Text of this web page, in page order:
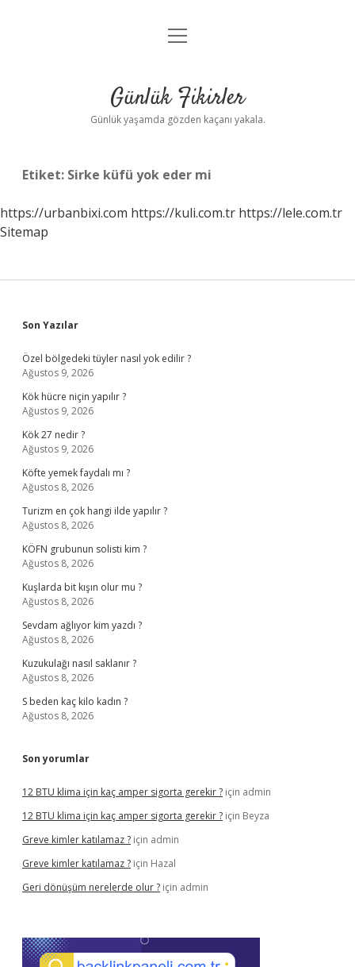
Anasayfa
Yasal Uyarı
menüyü
Günlük Fikirler
Günlük yaşamda gözden kaçanı yakala.
Etiket: Sirke küfü yok eder mi
https://urbanbixi.com https://kuli.com.tr https://lele.com.tr
Sitemap
Sidebar
Son Yazılar
Özel bölgedeki tüyler nasıl yok edilir ?
Ağustos 9, 2026
Kök hücre niçin yapılır ?
Ağustos 9, 2026
Kök 27 nedir ?
Ağustos 9, 2026
Köfte yemek faydalı mı ?
Ağustos 8, 2026
Turizm en çok hangi ilde yapılır ?
Ağustos 8, 2026
KÖFN grubunun solisti kim ?
Ağustos 8, 2026
Kuşlarda bit kışın olur mu ?
Ağustos 8, 2026
Sevdam ağlıyor kim yazdı ?
Ağustos 8, 2026
Kuzukulağı nasıl saklanır ?
Ağustos 8, 2026
S beden kaç kilo kadın ?
Ağustos 8, 2026
Son yorumlar
12 BTU klima için kaç amper sigorta gerekir ? için admin
12 BTU klima için kaç amper sigorta gerekir ? için Beyza
Greve kimler katılamaz ? için admin
Greve kimler katılamaz ? için Hazal
Geri dönüşüm nerelerde olur ? için admin